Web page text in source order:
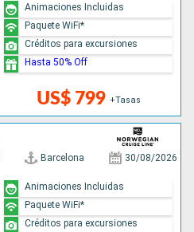
US$ 799 +Tasas
Animaciones Incluidas
Paquete WiFi*
Créditos para excursiones
Hasta 50% Off
Barcelona 30/08/2026
Animaciones Incluidas
Paquete WiFi*
Créditos para excursiones